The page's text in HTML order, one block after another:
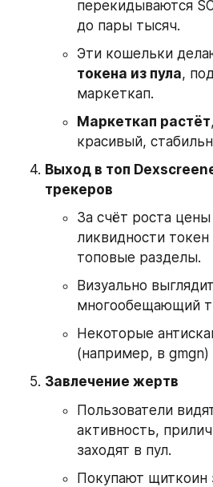
перекидываются
до пары тысяч.
Эти кошельки
токена из пула,
маркеткап.
Маркеткап растёт
красивый,
Выход в топ
трекеров
За счёт роста
ликвидности токен
топовые разделы.
Визуально
многообещающий
Некоторые
(например, в gmgn)
Завлечение жертв
Пользователи
активность,
заходят в пул.
Покупают щиткоин